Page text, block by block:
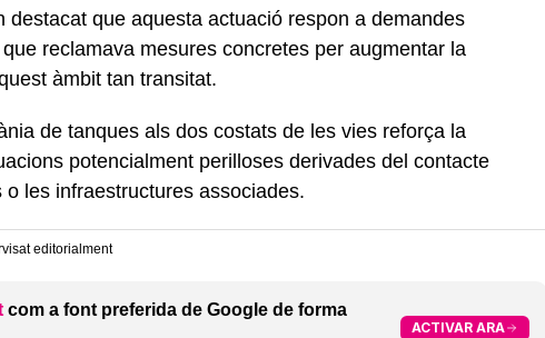
destacat que aquesta actuació respon a demandes
reclamava mesures concretes per augmentar la
àmbit tan transitat.
de tanques als dos costats de les vies reforça la
potencialment perilloses derivades del contacte
les infraestructures associades.
editorialment
com a font preferida de Google de forma
ACTIVAR ARA